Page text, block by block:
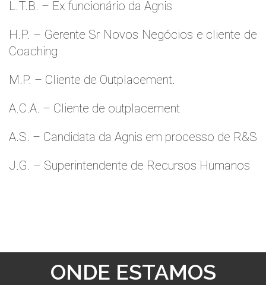
L.T.B. – Ex funcionário da Agnis
H.P. – Gerente Sr Novos Negócios e cliente de
Coaching
M.P. – Cliente de Outplacement.
A.C.A. – Cliente de outplacement
A.S. – Candidata da Agnis em processo de R&S
J.G. – Superintendente de Recursos Humanos
ONDE ESTAMOS